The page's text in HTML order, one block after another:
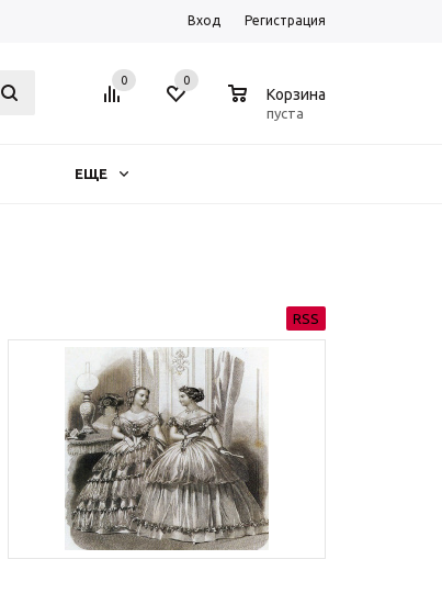
Вход Регистрация
0 0
Корзина
пуста
ЕЩЕ
RSS